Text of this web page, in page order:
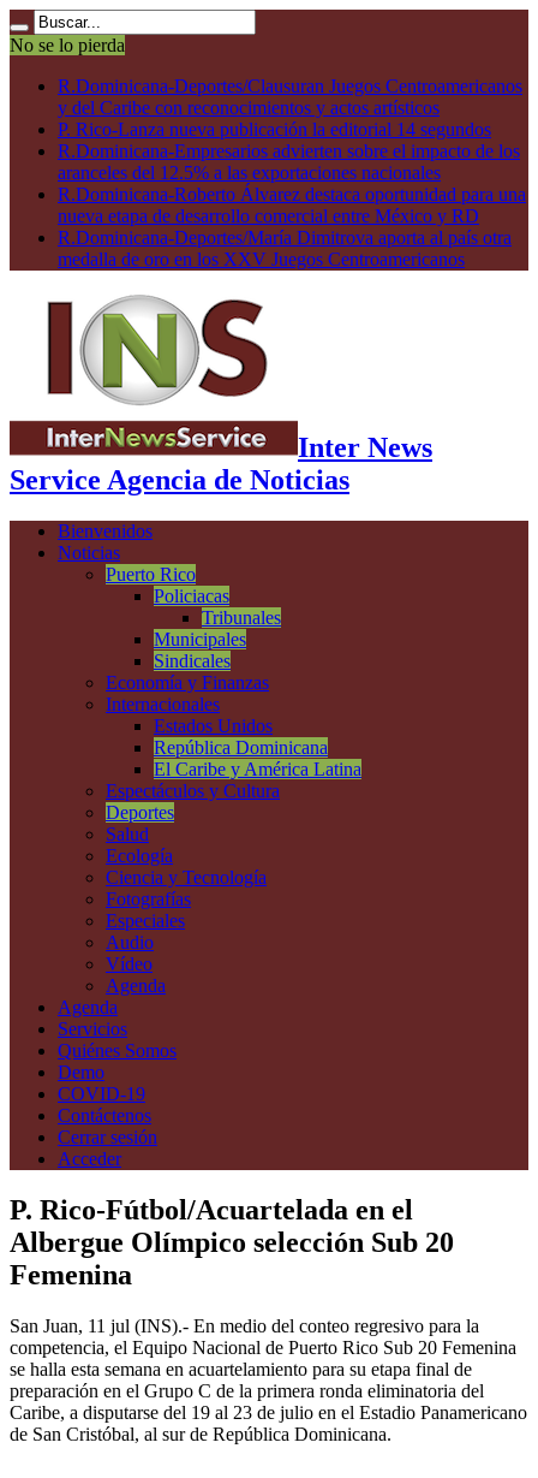
No se lo pierda
R.Dominicana-Deportes/Clausuran Juegos Centroamericanos
y del Caribe con reconocimientos y actos artísticos
P. Rico-Lanza nueva publicación la editorial 14 segundos
R.Dominicana-Empresarios advierten sobre el impacto de los
aranceles del 12.5% a las exportaciones nacionales
R.Dominicana-Roberto Álvarez destaca oportunidad para una
nueva etapa de desarrollo comercial entre México y RD
R.Dominicana-Deportes/María Dimitrova aporta al país otra
medalla de oro en los XXV Juegos Centroamericanos
Inter News
Service Agencia de Noticias
Bienvenidos
Noticias
Puerto Rico
Policiacas
Tribunales
Municipales
Sindicales
Economía y Finanzas
Internacionales
Estados Unidos
República Dominicana
El Caribe y América Latina
Espectáculos y Cultura
Deportes
Salud
Ecología
Ciencia y Tecnología
Fotografías
Especiales
Audio
Vídeo
Agenda
Agenda
Servicios
Quiénes Somos
Demo
COVID-19
Contáctenos
Cerrar sesión
Acceder
P. Rico-Fútbol/Acuartelada en el
Albergue Olímpico selección Sub 20
Femenina
San Juan, 11 jul (INS).- En medio del conteo regresivo para la
competencia, el Equipo Nacional de Puerto Rico Sub 20 Femenina
se halla esta semana en acuartelamiento para su etapa final de
preparación en el Grupo C de la primera ronda eliminatoria del
Caribe, a disputarse del 19 al 23 de julio en el Estadio Panamericano
de San Cristóbal, al sur de República Dominicana.